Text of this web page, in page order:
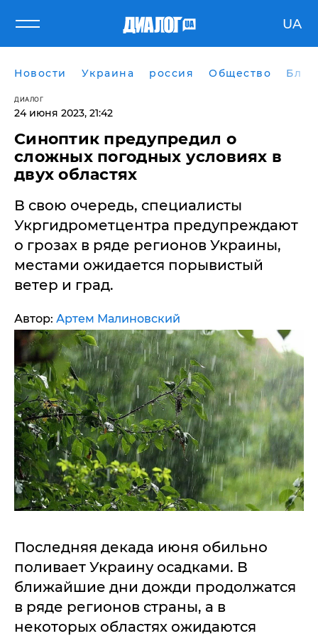
UA
Новости Украина россия Общество
ДИАЛОГ
24 июня 2023, 21:42
Синоптик предупредил о
сложных погодных условиях в
двух областях
В свою очередь, специалисты
Укргидрометцентра предупреждают
о грозах в ряде регионов Украины,
местами ожидается порывистый
ветер и град.
Автор: Артем Малиновский
Последняя декада июня обильно
поливает Украину осадками. В
ближайшие дни дожди продолжатся
в ряде регионов страны, а в
некоторых областях ожидаются